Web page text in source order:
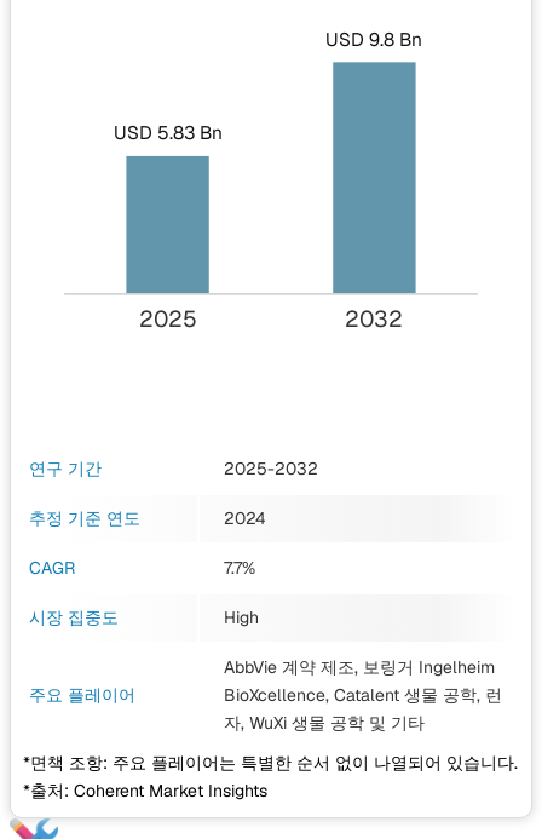
USD 5.83 Bn
USD 9.8 Bn
2025 2032
연구 기간 2025-2032
추정 기준 연도 2024
CAGR 7.7%
시장 집중도 High
주요 플레이어
AbbVie 계약 제조, 보링거 Ingelheim
BioXcellence, Catalent 생물 공학, 런
자, WuXi 생물 공학 및 기타
*면책 조항: 주요 플레이어는 특별한 순서 없이 나열되어 있습니다.
*출처: Coherent Market Insights